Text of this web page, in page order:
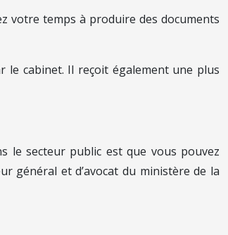
votre temps à produire des documents
le cabinet. Il reçoit également une plus
le secteur public est que vous pouvez
général et d’avocat du ministère de la